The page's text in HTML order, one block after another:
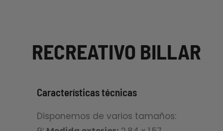
RECREATIVO BILLAR
Características técnicas
Disponemos de varios tamaños: